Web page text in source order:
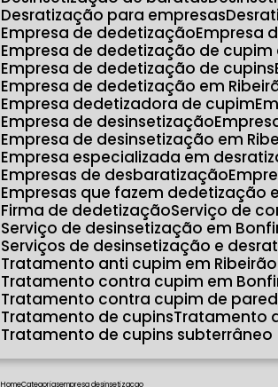
Desratização para empresas
Empresa de dedetização Empresa
Empresa de dedetização de
Empresa de dedetização de cupins
Empresa de dedetização em
Empresa dedetizadora de cupim
Empresa de desinsetização
Empresa de desinsetização em
Empresa especializada em
Empresas de desbaratização
Empresas que fazem dedetização
Firma de dedetização Serviço de
Serviço de desinsetização em
Serviços de desinsetização e
Tratamento anti cupim em
Tratamento contra cupim em
Tratamento contra cupim de
Tratamento de cupins Tratamento
Tratamento de cupins subterrâneo
HomeCategoriasempresa desinsetizacao